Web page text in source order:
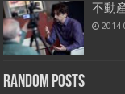
不動
Random Posts